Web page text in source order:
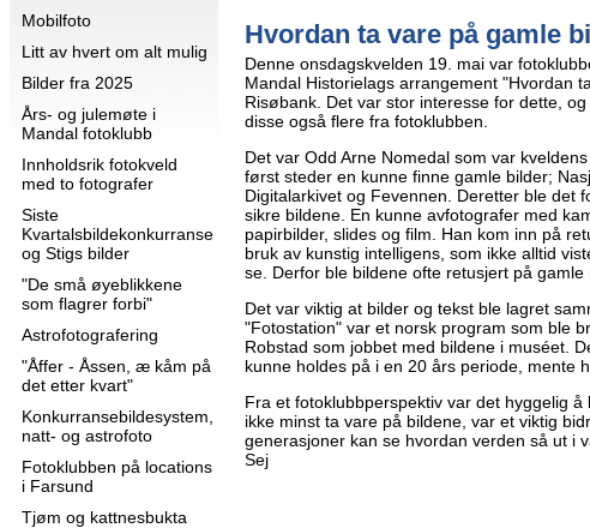
Mobilfoto
Litt av hvert om alt mulig
Bilder fra 2025
Års- og julemøte i
Mandal fotoklubb
Innholdsrik fotokveld
med to fotografer
Siste
Kvartalsbildekonkurranse
og Stigs bilder
"De små øyeblikkene
som flagrer forbi"
Astrofotografering
"Åffer - Åssen, æ kåm på
det etter kvart"
Konkurransebildesystem,
natt- og astrofoto
Fotoklubben på locations
i Farsund
Tjøm og kattnesbukta
Hvordan ta vare på gamle
Denne onsdagskvelden 19. mai var
Mandal Historielags arrangement "Hvordan
Risøbank. Det var stor interesse for dette,
disse også flere fra fotoklubben.
Det var Odd Arne Nomedal som var
først steder en kunne finne gamle bilder;
Digitalarkivet og Fevennen. Deretter ble det
sikre bildene. En kunne avfotografer med
papirbilder, slides og film. Han kom inn på
bruk av kunstig intelligens, som ikke alltid
se. Derfor ble bildene ofte retusjert på gamle
Det var viktig at bilder og tekst ble lagret
"Fotostation" var et norsk program som ble
Robstad som jobbet med bildene i muséet.
kunne holdes på i en 20 års periode, mente
Fra et fotoklubbperspektiv var det hyggelig
ikke minst ta vare på bildene, var et viktig
generasjoner kan se hvordan verden så ut i
Sej